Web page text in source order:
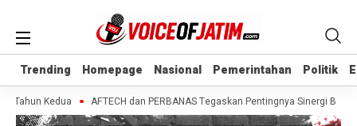
Trending Homepage Nasional Pemerintahan Politik
Trending Homepage Nasional Pemerintahan Politik
Kedua AFTECH dan PERBANAS Tegaskan Pentingnya Sinergi Bank-